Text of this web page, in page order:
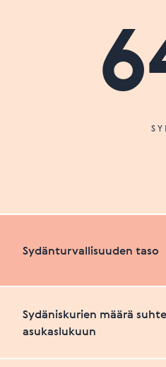
Sydänturvallisuuden taso
Sydäniskurien määrä
asukaslukuun